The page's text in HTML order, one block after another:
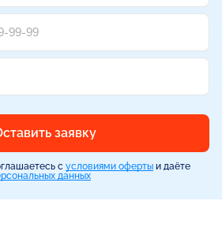
заявку
с условиями оферты и даёте
данных